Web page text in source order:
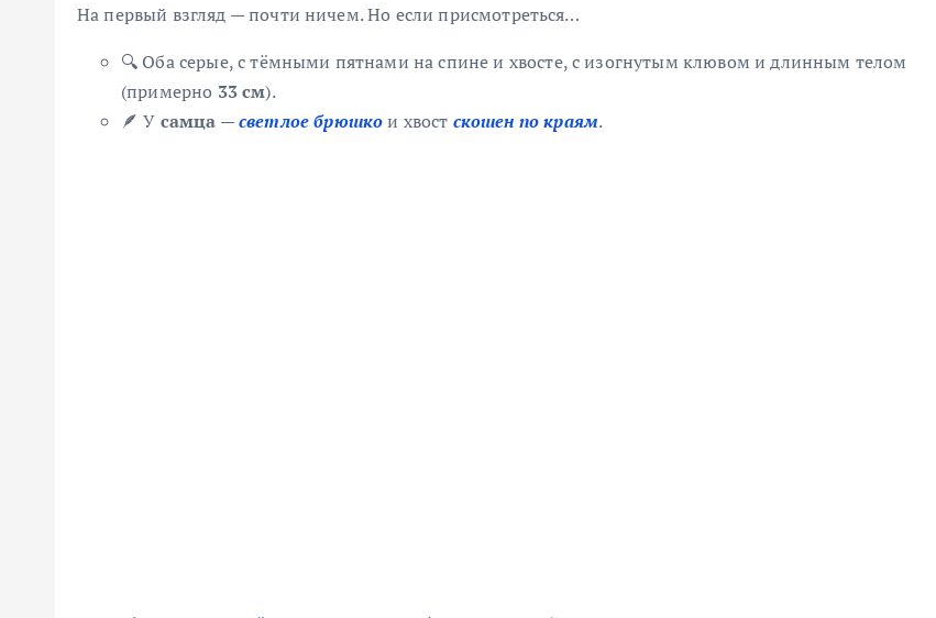
На первый взгляд — почти ничем. Но если присмотреться…
🔍 Оба серые, с тёмными пятнами на спине и хвосте, с изогнутым клювом и длинным телом
(примерно 33 см).
🪶 У самца —светлое брюшкои хвост скошен по краям.